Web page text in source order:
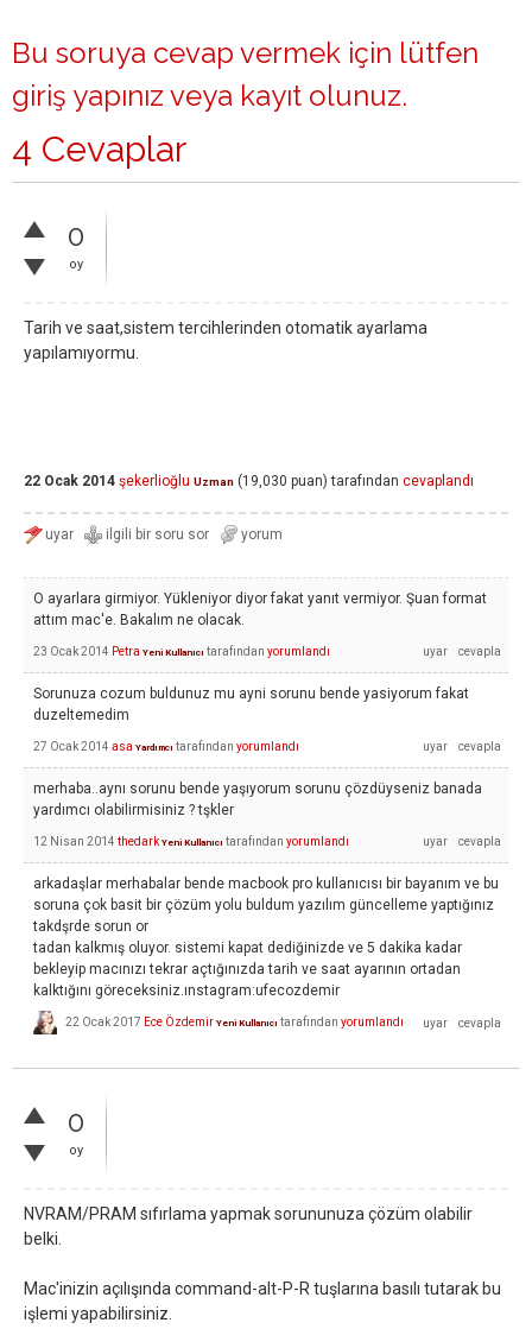
Bu soruya cevap vermek için lütfen
giriş yapınız veya kayıt olunuz.
4 Cevaplar
0
oy
Tarih ve saat,sistem tercihlerinden otomatik ayarlama
yapılamıyormu.
22 Ocak 2014 şekerlioğlu Uzman (19,030 puan) tarafından cevaplandı
O ayarlara girmiyor. Yükleniyor diyor fakat yanıt vermiyor. Şuan format
attım mac'e. Bakalım ne olacak.
23 Ocak 2014 Petra Yeni Kullanıcı tarafından yorumlandı
Sorunuza cozum buldunuz mu ayni sorunu bende yasiyorum fakat
duzeltemedim
27 Ocak 2014 asa Yardımcı tarafından yorumlandı
merhaba..aynı sorunu bende yaşıyorum sorunu çözdüyseniz banada
yardımcı olabilirmisiniz ? tşkler
12 Nisan 2014 thedark Yeni Kullanıcı tarafından yorumlandı
arkadaşlar merhabalar bende macbook pro kullanıcısı bir bayanım ve bu
soruna çok basit bir çözüm yolu buldum yazılım güncelleme yaptığınız
takdşrde sorun or
tadan kalkmış oluyor. sistemi kapat dediğinizde ve 5 dakika kadar
bekleyip macınızı tekrar açtığınızda tarih ve saat ayarının ortadan
kalktığını göreceksiniz.ınstagram:ufecozdemir
22 Ocak 2017 Ece Özdemir Yeni Kullanıcı tarafından yorumlandı
0
oy
NVRAM/PRAM sıfırlama yapmak sorununuza çözüm olabilir
belki.
Mac'inizin açılışında command-alt-P-R tuşlarına basılı tutarak bu
işlemi yapabilirsiniz.